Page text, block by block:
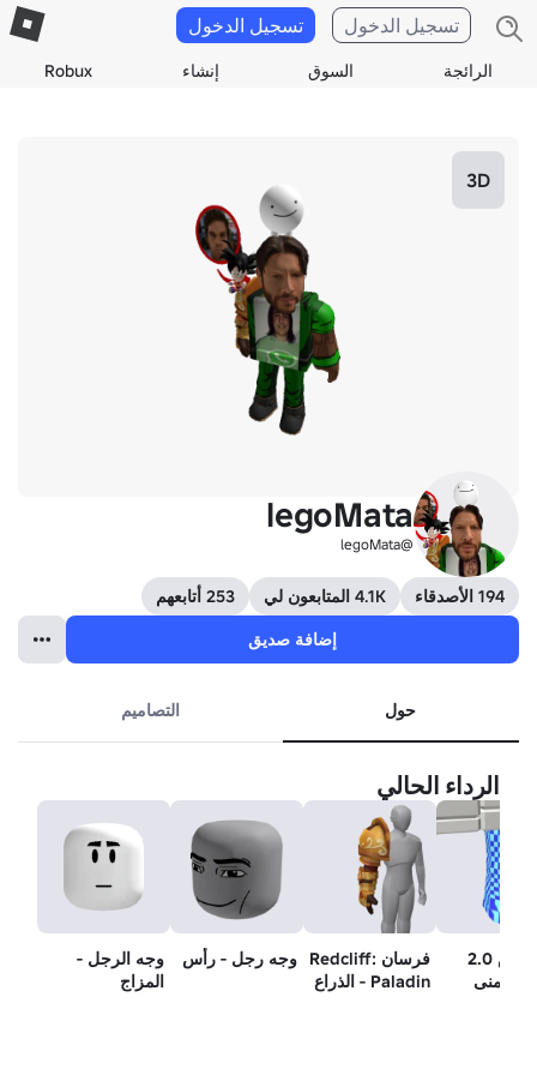
الرائجة السوق إنشاء Robux
تسجيل الدخول تسجيل الدخول
3D
legoMata
@legoMata
194 الأصدقاء 4.1K المتابعون لي
253 أتابعهم
إضافة صديق
حول التصاميم
الرداء الحالي
روبلوكس 2.0
اليمنى
فرسان Redcliff:
Paladin - الذراع
وجه رجل - رأس
وجه الرجل -
المزاج